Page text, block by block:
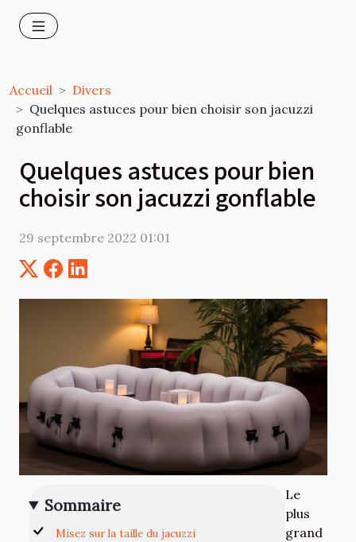
Accueil
Divers
Quelques astuces pour bien choisir son jacuzzi
gonflable
Quelques astuces pour bien
choisir son jacuzzi gonflable
29 septembre 2022 01:01
Sommaire
Misez sur la taille du jacuzzi
Le
plus
grand